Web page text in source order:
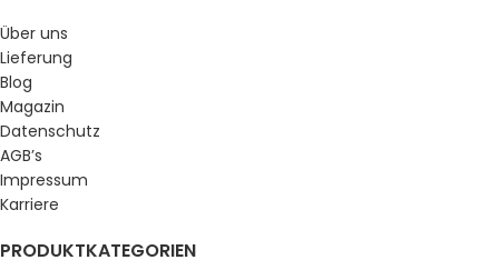
Über uns
Lieferung
Blog
Magazin
Datenschutz
AGB’s
Impressum
Karriere
PRODUKTKATEGORIEN